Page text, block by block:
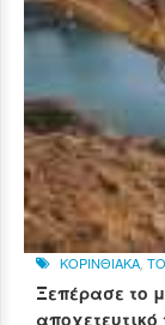
ΚΟΡΙΝΘΙΑΚΑ
Ξεπέρασε το